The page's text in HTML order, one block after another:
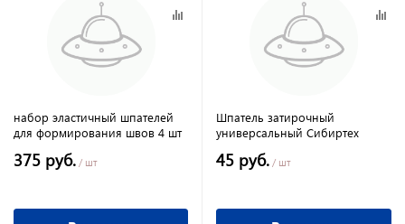
набор эластичный шпателей
для формирования швов 4 шт
375 руб. / шт
Шпатель затирочный
универсальный Сибиртех
45 руб. / шт